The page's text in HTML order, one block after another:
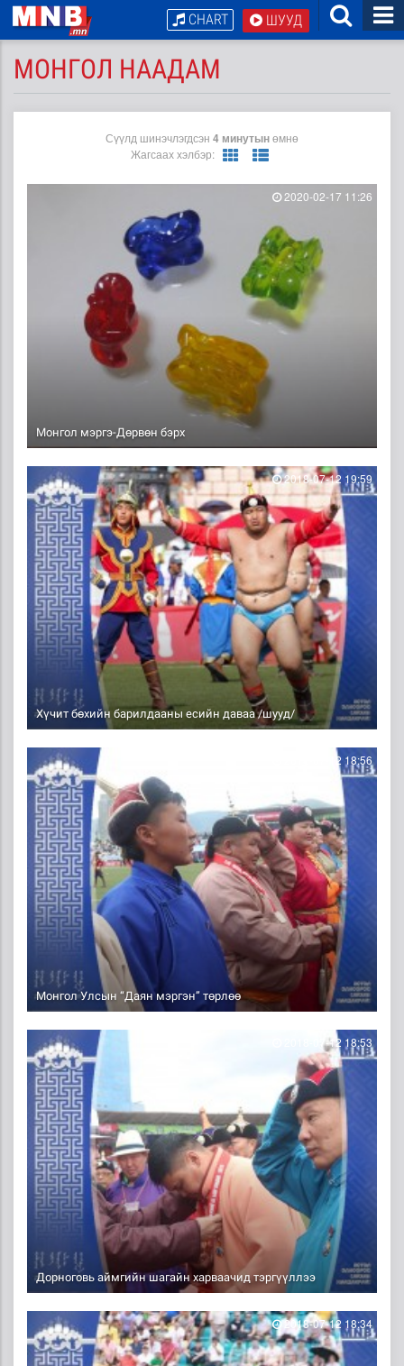
ШУУД
CHART
МОНГОЛ НААДАМ
Сүүлд шинэчлэгдсэн 4 минутынөмнө
Жагсаах хэлбэр:
Монгол мэргэ-Дөрвөн бэрх
2020-02-17 11:26
Хүчит бөхийн барилдааны есийн даваа /шууд/
2018-07-12 19:59
Монгол Улсын “Даян мэргэн” төрлөө
2018-07-12 18:56
Дорноговь аймгийн шагайн харваачид тэргүүллээ
2018-07-12 18:53
2018-07-12 18:34